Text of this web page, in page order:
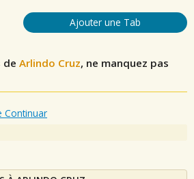
Ajouter une Tab
de Arlindo Cruz, ne manquez pas
Continuar